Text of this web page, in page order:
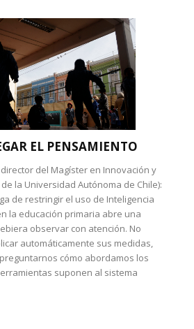
EL PENSAMIENTO
director del Magíster en Innovación y
la Universidad Autónoma de Chile):
de restringir el uso de Inteligencia
la educación primaria abre una
observar con atención. No
automáticamente sus medidas,
cómo abordamos los
suponen al sistema